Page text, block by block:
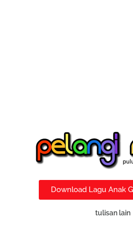
Download Lagu Anak
tulisan lain